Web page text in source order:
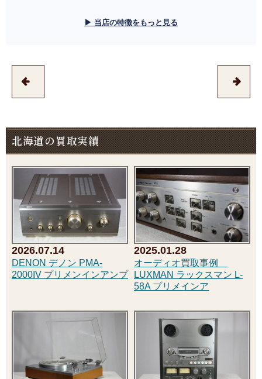
▶ 当店の特徴をもっと見る
北海道の買取実績
2026.07.14
DENON デノン PMA-
2000IV プリメンインアンプ
2025.01.28
オーディオ買取事例
LUXMAN ラックスマン L-
58A プリメインア